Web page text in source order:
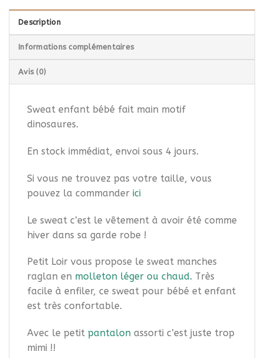
Description
Informations complémentaires
Avis (0)
Sweat enfant bébé fait main motif
dinosaures.
En stock immédiat, envoi sous 4 jours.
Si vous ne trouvez pas votre taille, vous
pouvez la commander ici
Le sweat c’est le vêtement à avoir été comme
hiver dans sa garde robe !
Petit Loir vous propose le sweat manches
raglan en molleton léger ou chaud. Très
facile à enfiler, ce sweat pour bébé et enfant
est très confortable.
Avec le petit pantalon assorti c’est juste trop
mimi !!